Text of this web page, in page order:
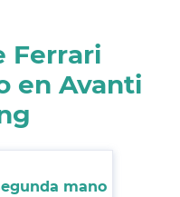
Ferrari
en Avanti
mano